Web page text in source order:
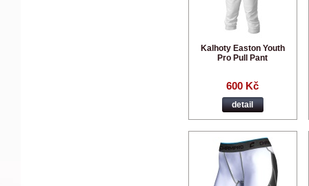
Kalhoty Easton Youth
Pro Pull Pant
600 Kč
detail